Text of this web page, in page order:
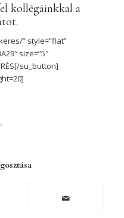
kollégáinkkal a
” style=”flat”
size=”5″
su_button]